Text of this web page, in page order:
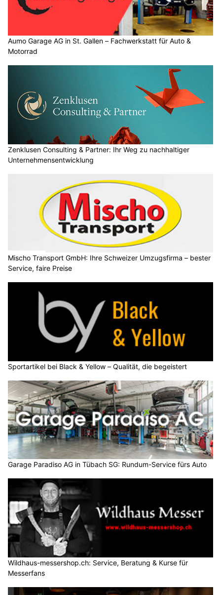
Aumo Garage AG in St. Gallen – Fachwerkstatt für Auto &
Motorrad
Zenklusen Consulting & Partner: Ihr Weg zu nachhaltiger
Unternehmensentwicklung
Mischo Transport GmbH: Ihre Schweizer Umzugsfirma – bester
Service, faire Preise
Sportartikel bei Black & Yellow – Qualität, die begeistert
Garage Paradiso AG in Tübach SG: Rundum-Service fürs Auto
Wildhaus-messershop.ch: Service, Beratung & Kurse für
Messerfans